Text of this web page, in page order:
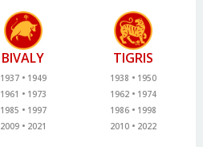
BIVALY
1937
1949
1961
1973
1985
1997
2009
2021
TIGRIS
1938
1950
1962
1974
1986
1998
2010
2022